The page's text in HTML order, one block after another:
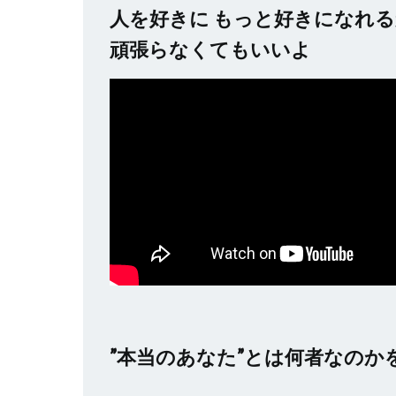
人を好きに もっと好きになれ
頑張らなくてもいいよ
”本当のあなた”とは何者なのか